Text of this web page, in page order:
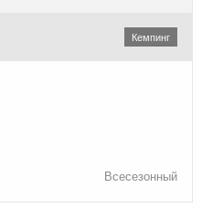
Кемпинг
Всесезонный